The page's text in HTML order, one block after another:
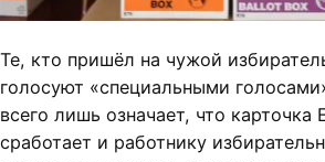
Те, кто пришёл на чужой
голосуют «специальными
всего лишь означает, что карточка
сработает и работнику